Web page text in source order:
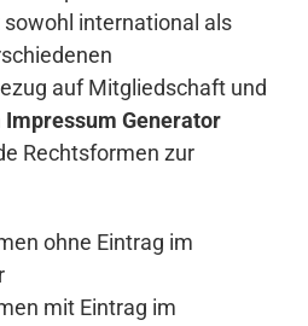
international als
auf Mitgliedschaft und
Impressum Generator
Rechtsformen zur
ohne Eintrag im
mit Eintrag im